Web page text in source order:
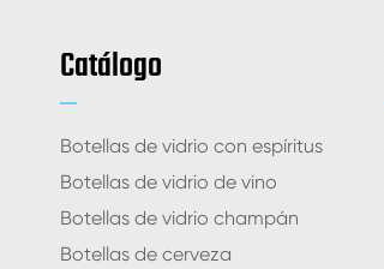
Catálogo
Botellas de vidrio con espíritus
Botellas de vidrio de vino
Botellas de vidrio champán
Botellas de cerveza